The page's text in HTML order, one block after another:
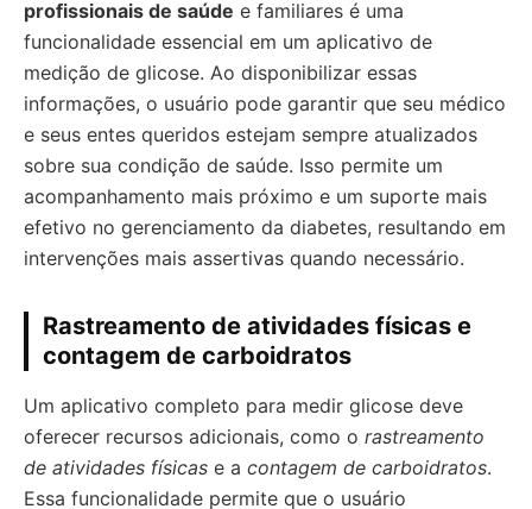
profissionais de saúde e familiares é uma
funcionalidade essencial em um aplicativo de
medição de glicose. Ao disponibilizar essas
informações, o usuário pode garantir que seu médico
e seus entes queridos estejam sempre atualizados
sobre sua condição de saúde. Isso permite um
acompanhamento mais próximo e um suporte mais
efetivo no gerenciamento da diabetes, resultando em
intervenções mais assertivas quando necessário.
Rastreamento de atividades físicas e
contagem de carboidratos
Um aplicativo completo para medir glicose deve
oferecer recursos adicionais, como o rastreamento
de atividades físicas e a contagem de carboidratos.
Essa funcionalidade permite que o usuário